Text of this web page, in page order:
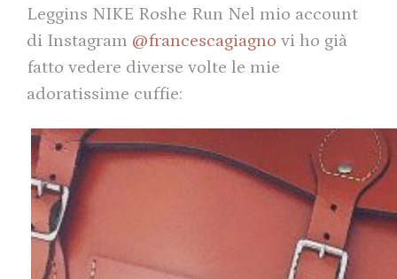
Leggins NIKE Roshe Run Nel mio account
di Instagram @francescagiagno vi ho già
fatto vedere diverse volte le mie
adoratissime cuffie: